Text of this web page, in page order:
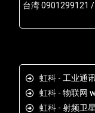
台湾 0901299121
虹科 - 工业通
虹科 - 物联网
虹科 - 射频卫